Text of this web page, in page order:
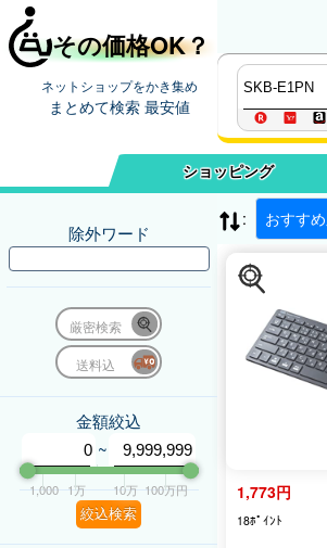
その価格OK？
ネットショップをかき集め
まとめて検索 最安値
ショッピング
除外ワード
厳密検索
送料込
金額絞込
~
1,000 1万 10万 100万円
絞込検索
: おすす
1,773円
18ﾎﾟｲﾝﾄ